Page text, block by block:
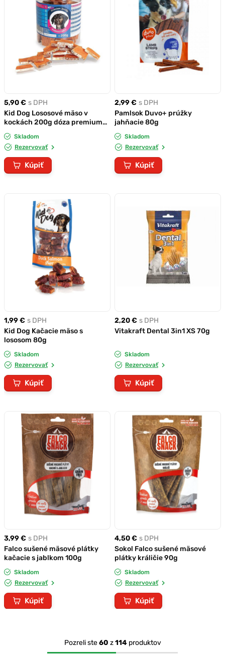
5,90 € s DPH
Kid Dog Lososové mäso v
kockách 200g dóza premium
quality
Skladom
Rezervovať
Kúpiť
2,99 € s DPH
Pamlsok Duvo+ prúžky
jahňacie 80g
Skladom
Rezervovať
Kúpiť
1,99 € s DPH
Kid Dog Kačacie mäso s
lososom 80g
Skladom
Rezervovať
Kúpiť
2,20 € s DPH
Vitakraft Dental 3in1 XS 70g
Skladom
Rezervovať
Kúpiť
3,99 € s DPH
Falco sušené mäsové plátky
kačacie s jablkom 100g
Skladom
Rezervovať
Kúpiť
4,50 € s DPH
Sokol Falco sušené mäsové
plátky králičie 90g
Skladom
Rezervovať
Kúpiť
Pozreli ste60 z114produktov